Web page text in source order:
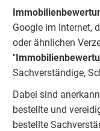
Google im Internet,
oder ähnlichen
"
Sachverständige,
Dabei sind
bestellte und
bestellte